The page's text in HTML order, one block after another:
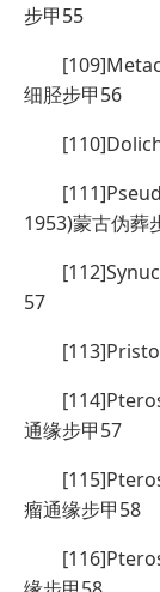
步甲55
细胫步甲56
1953)蒙古伪葬
57
通缘步甲57
瘤通缘步甲58